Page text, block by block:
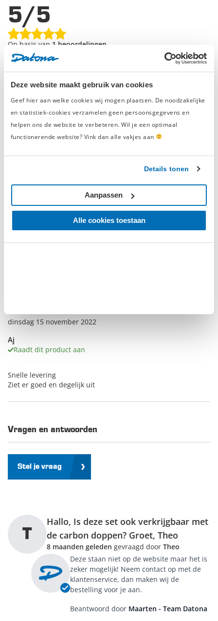
Deze website maakt gebruik van cookies
Geef hier aan welke cookies wij mogen plaatsen. De noodzakelijke
en statistiek-cookies verzamelen geen persoonsgegevens en
helpen ons de website te verbeteren. Wil je een optimaal
functionerende website? Vink dan alle vakjes aan
Details tonen
Alle cookies toestaan
Aanpassen
5/5
Op basis van 1 beoordelingen
1
3
2
1
productbeoordeling met eengereedschapsbon
en eeuwige roem.
Aj
Raadt dit product aan
dinsdag 15 november 2022
Snelle levering
Ziet er goed en degelijk uit
Vragen en antwoorden
Stel je vraag
T
Hallo, Is deze set ook verkrijgbaar met
de carbon doppen? Groet, Theo
8 maanden geleden gevraagd door Theo
Deze staan niet op de website maar het is
zeker mogelijk! Neem contact op met de
klantenservice, dan maken wij de
bestelling voor je aan.
Beantwoord door Maarten - Team Datona